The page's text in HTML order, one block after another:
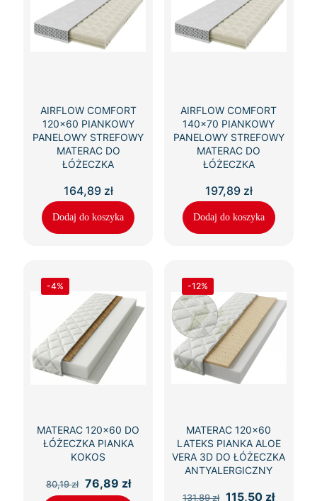
AIRFLOW COMFORT
120×60 PIANKOWY
PANELOWY STREFOWY
MATERAC DO
ŁÓŻECZKA
164,89 zł
Dodaj do koszyka
AIRFLOW COMFORT
140×70 PIANKOWY
PANELOWY STREFOWY
MATERAC DO
ŁÓŻECZKA
197,89 zł
Dodaj do koszyka
-4%
MATERAC 120×60 DO
ŁÓŻECZKA PIANKA
KOKOS
80,19zł
Pierwotna
cena
76,89 złAktualna
-12%
MATERAC 120×60
LATEKS PIANKA ALOE
VERA 3D DO ŁÓŻECZKA
ANTYALERGICZNY
131,89zł Pierwotna
115,50 zł